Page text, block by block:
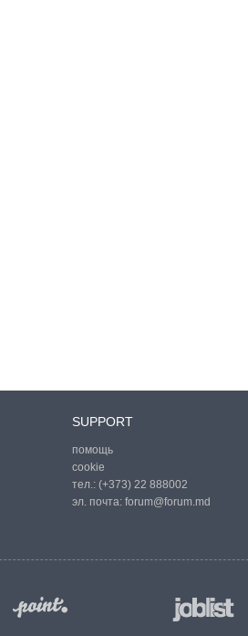
SUPPORT
помощь
cookie
тел.: (+373) 22 888002
эл. почта: forum@forum.md